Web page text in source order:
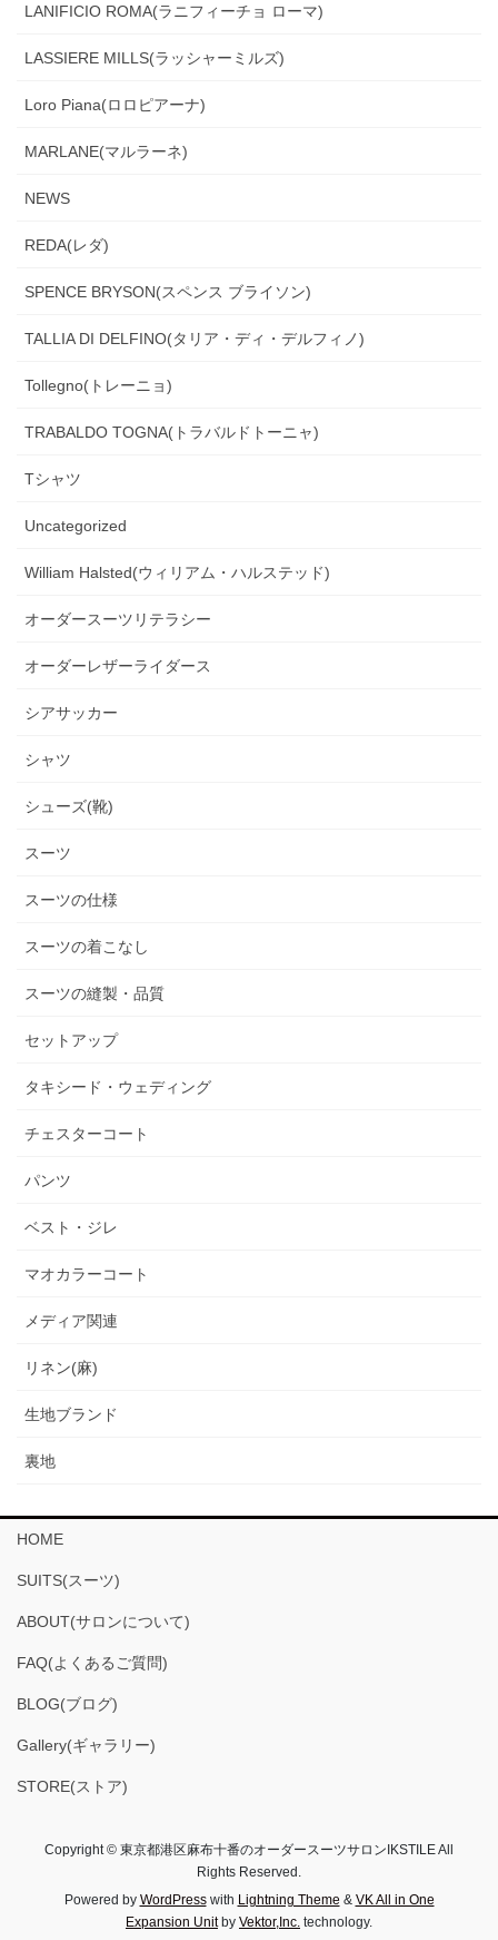
LANIFICIO ROMA(ラニフィーチョ ローマ)
LASSIERE MILLS(ラッシャーミルズ)
Loro Piana(ロロピアーナ)
MARLANE(マルラーネ)
NEWS
REDA(レダ)
SPENCE BRYSON(スペンス ブライソン)
TALLIA DI DELFINO(タリア・ディ・デルフィノ)
Tollegno(トレーニョ)
TRABALDO TOGNA(トラバルドトーニャ)
Tシャツ
Uncategorized
William Halsted(ウィリアム・ハルステッド)
オーダースーツリテラシー
オーダーレザーライダース
シアサッカー
シャツ
シューズ(靴)
スーツ
スーツの仕様
スーツの着こなし
スーツの縫製・品質
セットアップ
タキシード・ウェディング
チェスターコート
パンツ
ベスト・ジレ
マオカラーコート
メディア関連
リネン(麻)
生地ブランド
裏地
HOME
SUITS(スーツ)
ABOUT(サロンについて)
FAQ(よくあるご質問)
BLOG(ブログ)
Gallery(ギャラリー)
STORE(ストア)
Copyright © 東京都港区麻布十番のオーダースーツサロンIKSTILE All
Rights Reserved.
Powered by WordPresswith Lightning Theme & VK All in One
Expansion Unitby Vektor,Inc. technology.